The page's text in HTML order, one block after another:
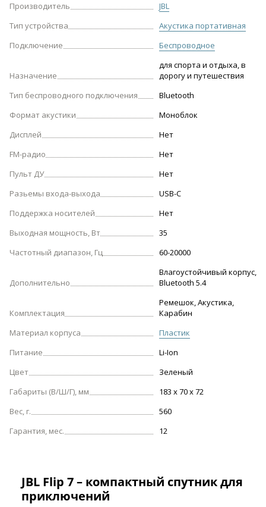
Производитель
JBL
Тип устройства
Акустика портативная
Подключение
Беспроводное
Назначение
для спорта и отдыха, в
дорогу и путешествия
Тип беспроводного подключения
Bluetooth
Формат акустики
Моноблок
Дисплей
Нет
FM-радио
Нет
Пульт ДУ
Нет
Разьемы входа-выхода
USB-С
Поддержка носителей
Нет
Выходная мощность, Вт
35
Частотный диапазон, Гц
60-20000
Дополнительно
Влагоустойчивый корпус,
Bluetooth 5.4
Комплектация
Ремешок, Акустика,
Карабин
Материал корпуса
Пластик
Питание
Li-Ion
Цвет
Зеленый
Габариты (В/Ш/Г), мм
183 x 70 x 72
Вес, г.
560
Гарантия, мес.
12
JBL Flip 7 – компактный спутник для
приключений